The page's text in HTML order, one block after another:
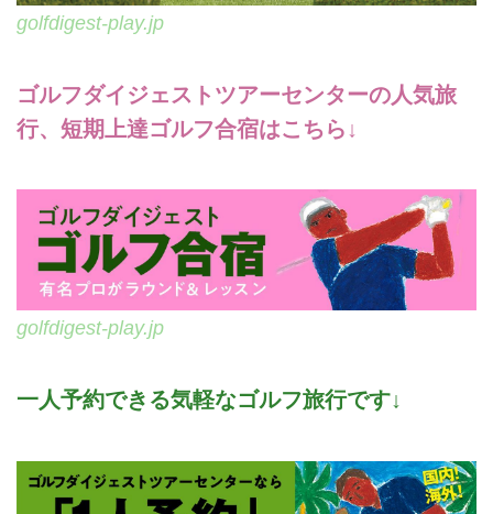
golfdigest-play.jp
ゴルフダイジェストツアーセンターの人気旅
行、短期上達ゴルフ合宿はこちら↓
golfdigest-play.jp
一人予約できる気軽なゴルフ旅行です↓